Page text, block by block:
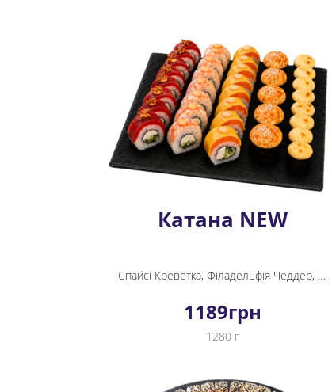
Катана NEW
Спайсі Креветка, Філадельфія Чеддер, Мідія хот міні рол, Yappo з тунцем, Спайсі Тунець
1189грн
1280 г